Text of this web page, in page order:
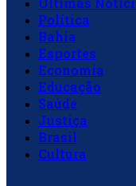
Política
Bahia
Esportes
Economia
Educação
Saúde
Justiça
Brasil
Cultura